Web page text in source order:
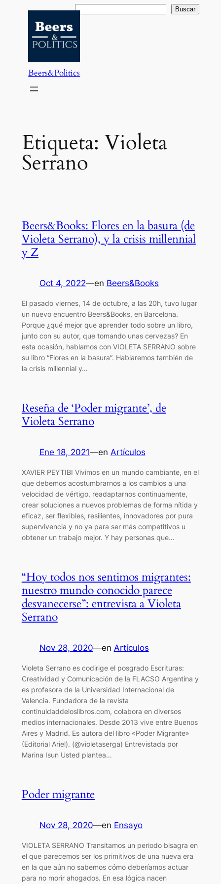
contenido
Buscar Buscar
Beers&Politics
Etiqueta: Violeta
Serrano
Beers&Books: Flores en la basura (de
Violeta Serrano), y la crisis millennial
y Z
Oct 4, 2022—en Beers&Books
El pasado viernes, 14 de octubre, a las 20h, tuvo lugar
un nuevo encuentro Beers&Books, en Barcelona.
Porque ¿qué mejor que aprender todo sobre un libro,
junto con su autor, que tomando unas cervezas? En
esta ocasión, hablamos con VIOLETA SERRANO sobre
su libro “Flores en la basura”. Hablaremos también de
la crisis millennial y…
Reseña de ‘Poder migrante’, de
Violeta Serrano
Ene 18, 2021—en Artículos
XAVIER PEYTIBI Vivimos en un mundo cambiante, en el
que debemos acostumbrarnos a los cambios a una
velocidad de vértigo, readaptarnos continuamente,
crear soluciones a nuevos problemas de forma nítida y
eficaz, ser flexibles, resilientes, innovadores por pura
supervivencia y no ya para ser más competitivos u
obtener un trabajo mejor. Y hay personas que…
“Hoy todos nos sentimos migrantes:
nuestro mundo conocido parece
desvanecerse”: entrevista a Violeta
Serrano
Nov 28, 2020—en Artículos
Violeta Serrano es codirige el posgrado Escrituras:
Creatividad y Comunicación de la FLACSO Argentina y
es profesora de la Universidad Internacional de
Valencia. Fundadora de la revista
continuidaddeloslibros.com, colabora en diversos
medios internacionales. Desde 2013 vive entre Buenos
Aires y Madrid. Es autora del libro «Poder Migrante»
(Editorial Ariel). (@violetaserga) Entrevistada por
Marina Isun Usted plantea…
Poder migrante
Nov 28, 2020—en Ensayo
VIOLETA SERRANO Transitamos un periodo bisagra en
el que parecemos ser los primitivos de una nueva era
en la que aún no sabemos cómo deberíamos actuar
para no morir ahogados. En esa lógica nacen